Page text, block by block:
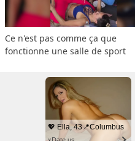
Ce n'est pas comme ça que
fonctionne une salle de sport